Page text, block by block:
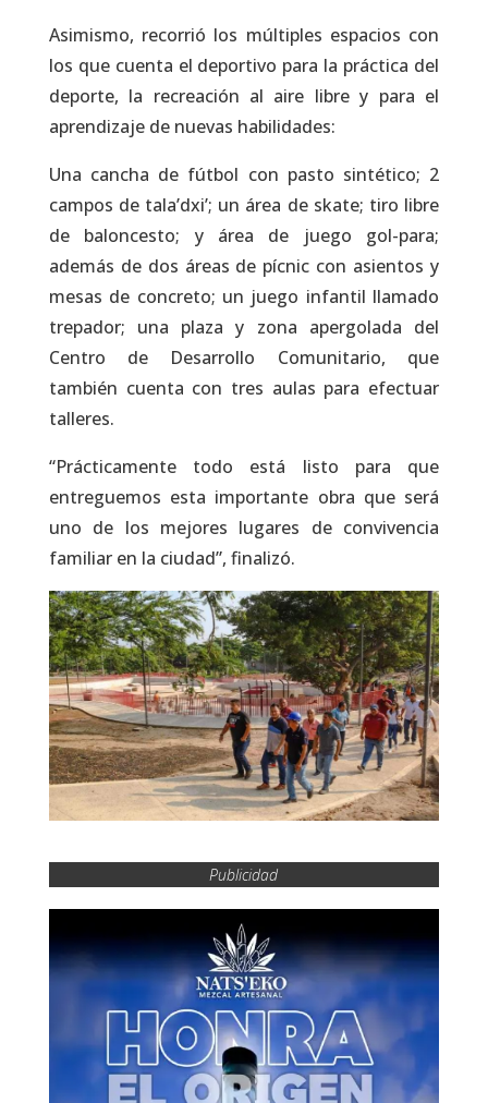
Asimismo, recorrió los múltiples espacios con
los que cuenta el deportivo para la práctica del
deporte, la recreación al aire libre y para el
aprendizaje de nuevas habilidades:
Una cancha de fútbol con pasto sintético; 2
campos de tala’dxi’; un área de skate; tiro libre
de baloncesto; y área de juego gol-para;
además de dos áreas de pícnic con asientos y
mesas de concreto; un juego infantil llamado
trepador; una plaza y zona apergolada del
Centro de Desarrollo Comunitario, que
también cuenta con tres aulas para efectuar
talleres.
“Prácticamente todo está listo para que
entreguemos esta importante obra que será
uno de los mejores lugares de convivencia
familiar en la ciudad”, finalizó.
Publicidad